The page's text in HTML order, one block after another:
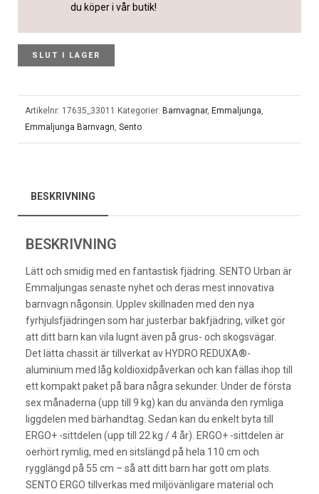
du köper i vår butik!
SLUT I LAGER
Artikelnr: 17635_33011 Kategorier: Barnvagnar, Emmaljunga,
Emmaljunga Barnvagn, Sento
BESKRIVNING
BESKRIVNING
Lätt och smidig med en fantastisk fjädring. SENTO Urban är
Emmaljungas senaste nyhet och deras mest innovativa
barnvagn någonsin. Upplev skillnaden med den nya
fyrhjulsfjädringen som har justerbar bakfjädring, vilket gör
att ditt barn kan vila lugnt även på grus- och skogsvägar.
Det lätta chassit är tillverkat av HYDRO REDUXA®-
aluminium med låg koldioxidpåverkan och kan fällas ihop till
ett kompakt paket på bara några sekunder. Under de första
sex månaderna (upp till 9 kg) kan du använda den rymliga
liggdelen med bärhandtag. Sedan kan du enkelt byta till
ERGO+ -sittdelen (upp till 22 kg / 4 år). ERGO+ -sittdelen är
oerhört rymlig, med en sitslängd på hela 110 cm och
rygglängd på 55 cm – så att ditt barn har gott om plats.
SENTO ERGO tillverkas med miljövänligare material och